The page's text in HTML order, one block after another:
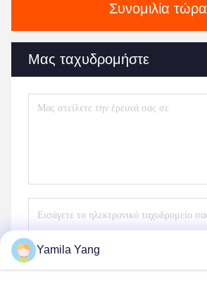
Συνομιλία τώρα
Μας ταχυδρομήστε
Στείλετε
Yamila Yang